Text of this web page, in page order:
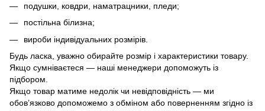
подушки, ковдри, наматрацники, пледи;
постільна білизна;
вироби індивідуальних розмірів.
Будь ласка, уважно обирайте розмір і характеристики товару.
Якщо сумніваєтеся — наші менеджери допоможуть із
підбором.
Якщо товар матиме недолік чи невідповідність — ми
обов’язково допоможемо з обміном або поверненням згідно із